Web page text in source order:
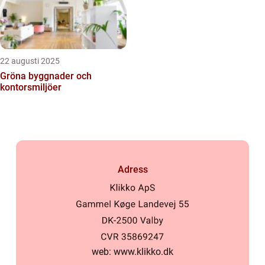
22 augusti 2025
Gröna byggnader och
kontorsmiljöer
Adress
web: www.klikko.dk